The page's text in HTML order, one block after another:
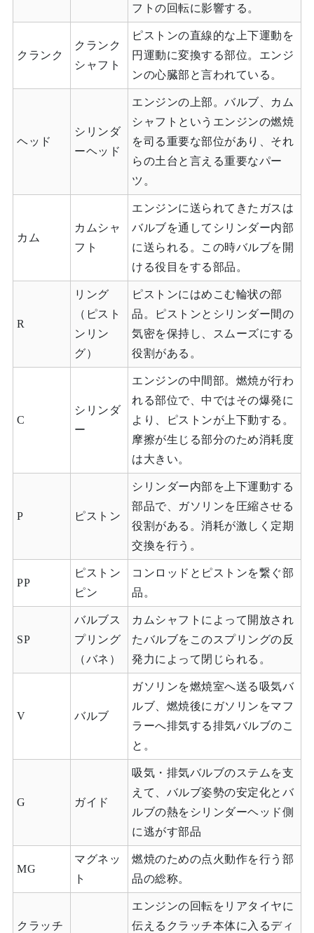
フトの回転に影響する。
クランク
クランク
シャフト
ピストンの直線的な上下運動を
円運動に変換する部位。エンジ
ンの心臓部と言われている。
ヘッド
シリンダ
ーヘッド
エンジンの上部。バルブ、カム
シャフトというエンジンの燃焼
を司る重要な部位があり、それ
らの土台と言える重要なパー
ツ。
カム
カムシャ
フト
エンジンに送られてきたガスは
バルブを通してシリンダー内部
に送られる。この時バルブを開
ける役目をする部品。
R
リング
（ピスト
ンリン
グ）
ピストンにはめこむ輪状の部
品。ピストンとシリンダー間の
気密を保持し、スムーズにする
役割がある。
C
シリンダ
ー
エンジンの中間部。燃焼が行わ
れる部位で、中ではその爆発に
より、ピストンが上下動する。
摩擦が生じる部分のため消耗度
は大きい。
P ピストン
シリンダー内部を上下運動する
部品で、ガソリンを圧縮させる
役割がある。消耗が激しく定期
交換を行う。
PP
ピストン
ピン
コンロッドとピストンを繋ぐ部
品。
SP
バルブス
プリング
（バネ）
カムシャフトによって開放され
たバルブをこのスプリングの反
発力によって閉じられる。
V バルブ
ガソリンを燃焼室へ送る吸気バ
ルブ、燃焼後にガソリンをマフ
ラーへ排気する排気バルブのこ
と。
G ガイド
吸気・排気バルブのステムを支
えて、バルブ姿勢の安定化とバ
ルブの熱をシリンダーヘッド側
に逃がす部品
MG
マグネッ
ト
燃焼のための点火動作を行う部
品の総称。
クラッチ
エンジンの回転をリアタイヤに
伝えるクラッチ本体に入るディ